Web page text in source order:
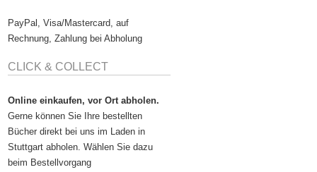
PayPal, Visa/Mastercard, auf
Rechnung, Zahlung bei Abholung
CLICK & COLLECT
Online einkaufen, vor Ort abholen.
Gerne können Sie Ihre bestellten
Bücher direkt bei uns im Laden in
Stuttgart abholen. Wählen Sie dazu
beim Bestellvorgang